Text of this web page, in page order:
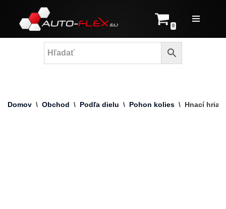
Prejsť
na
0
Domov \ Obchod \ Podľa dielu \ Pohon kolies \ Hnací